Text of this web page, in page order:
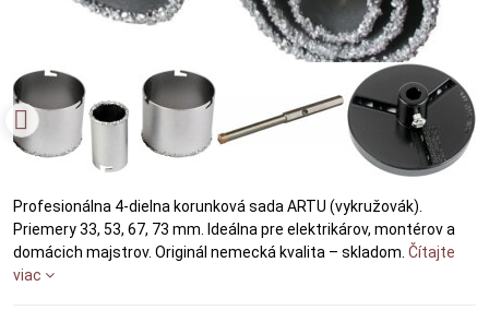
Profesionálna 4-dielna korunková sada ARTU (vykružovák).
Priemery 33, 53, 67, 73 mm. Ideálna pre elektrikárov, montérov a
domácich majstrov. Originál nemecká kvalita – skladom. Čítajte
viac